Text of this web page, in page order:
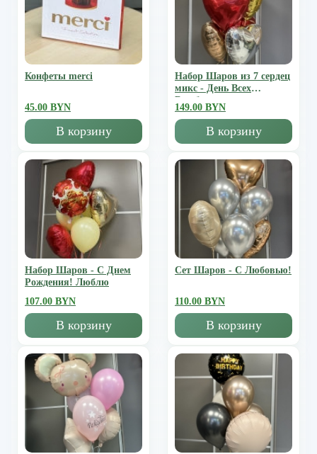
Конфеты merci
45.00 BYN
В корзину
Набор Шаров из 7 сердец
микс - День Всех
Влюбленных
149.00 BYN
В корзину
Набор Шаров - С Днем
Рождения! Люблю
107.00 BYN
В корзину
Сет Шаров - С Любовью!
110.00 BYN
В корзину